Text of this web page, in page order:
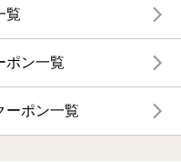
覧
ポン一覧
ーポン一覧